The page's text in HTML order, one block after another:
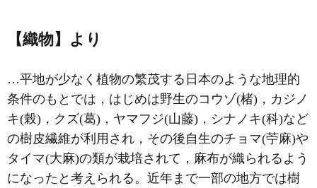
【織物】より
…平地が少なく植物の繁茂する日本のような地理的
条件のもとでは，はじめは野生のコウゾ(楮)，カジノ
キ(榖)，クズ(葛)，ヤマフジ(山藤)，シナノキ(科)など
の樹皮繊維が利用され，その後自生のチョマ(苧麻)や
タイマ(大麻)の類が栽培されて，麻布が織られるよう
になったと考えられる。近年まで一部の地方では樹